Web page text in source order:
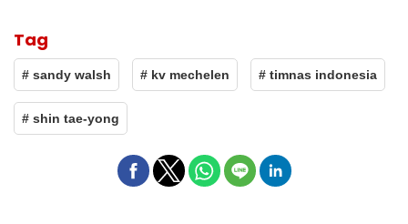
Tag
# sandy walsh # kv mechelen # timnas indonesia
# shin tae-yong